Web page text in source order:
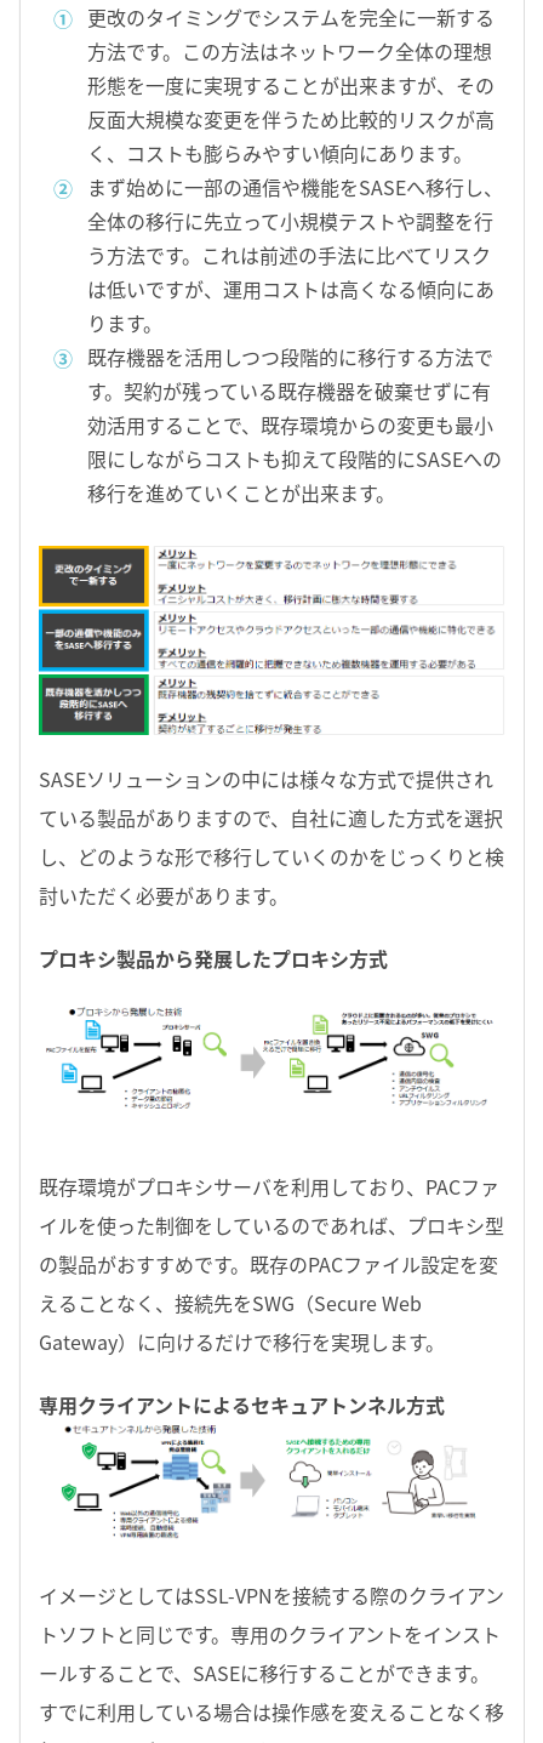
更改のタイミングでシステムを完全に一新する
方法です。この方法はネットワーク全体の理想
形態を一度に実現することが出来ますが、その
反面大規模な変更を伴うため比較的リスクが高
く、コストも膨らみやすい傾向にあります。
まず始めに一部の通信や機能をSASEへ移行し、
全体の移行に先立って小規模テストや調整を行
う方法です。これは前述の手法に比べてリスク
は低いですが、運用コストは高くなる傾向にあ
ります。
既存機器を活用しつつ段階的に移行する方法で
す。契約が残っている既存機器を破棄せずに有
効活用することで、既存環境からの変更も最小
限にしながらコストも抑えて段階的にSASEへの
移行を進めていくことが出来ます。
SASEソリューションの中には様々な方式で提供され
ている製品がありますので、自社に適した方式を選択
し、どのような形で移行していくのかをじっくりと検
討いただく必要があります。
プロキシ製品から発展したプロキシ方式
既存環境がプロキシサーバを利用しており、PACファ
イルを使った制御をしているのであれば、プロキシ型
の製品がおすすめです。既存のPACファイル設定を変
えることなく、接続先をSWG（Secure Web
Gateway）に向けるだけで移行を実現します。
専用クライアントによるセキュアトンネル方式
イメージとしてはSSL-VPNを接続する際のクライアン
トソフトと同じです。専用のクライアントをインスト
ールすることで、SASEに移行することができます。
すでに利用している場合は操作感を変えることなく移